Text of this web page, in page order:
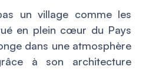
un village comme les
en plein cœur du Pays
dans une atmosphère
à son architecture